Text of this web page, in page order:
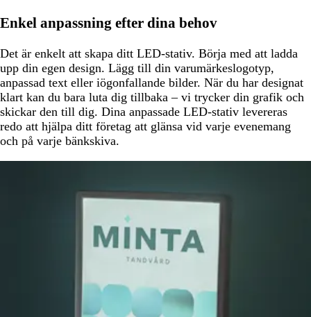
Enkel anpassning efter dina behov
Det är enkelt att skapa ditt LED-stativ. Börja med att ladda
upp din egen design. Lägg till din varumärkeslogotyp,
anpassad text eller iögonfallande bilder. När du har designat
klart kan du bara luta dig tillbaka – vi trycker din grafik och
skickar den till dig. Dina anpassade LED-stativ levereras
redo att hjälpa ditt företag att glänsa vid varje evenemang
och på varje bänkskiva.